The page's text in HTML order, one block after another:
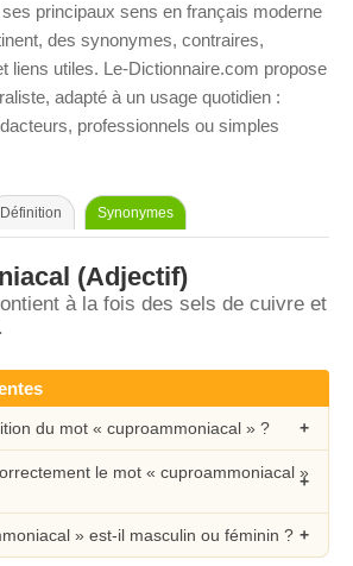
ses principaux sens en français moderne
des synonymes, contraires,
liens utiles. Le-Dictionnaire.com propose
adapté à un usage quotidien :
professionnels ou simples
Définition Synonymes
(Adjectif)
à la fois des sels de cuivre et
du mot « cuproammoniacal » ?
le mot « cuproammoniacal »
» est-il masculin ou féminin ?